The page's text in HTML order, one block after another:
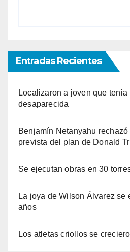
Entradas Recientes
Localizaron a joven que tenía
desaparecida
Benjamín Netanyahu
prevista del plan de Donald
Se ejecutan obras en 30
La joya de Wilson Álvarez se
años
Los atletas criollos se